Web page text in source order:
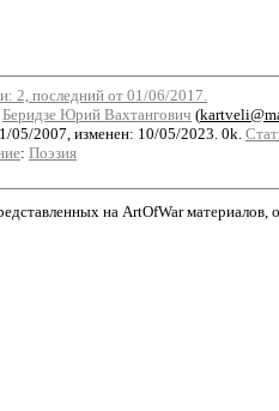
2, последний от 01/06/2017.
Беридзе Юрий Вахтангович (
05/2007, изменен: 10/05/2023. 0k.
: Поэзия
на ArtOfWar